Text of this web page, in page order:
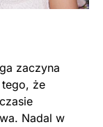
zaczyna
że
Nadal w